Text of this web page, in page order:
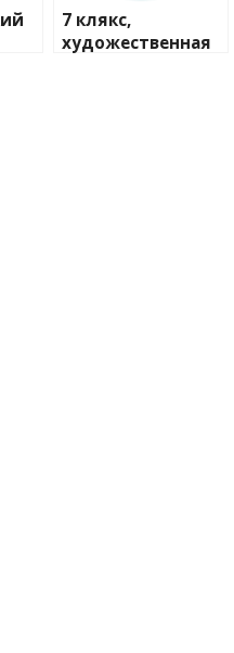
7 клякс,
художественная